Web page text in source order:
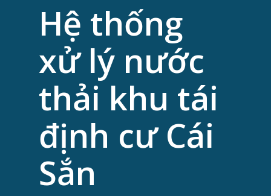
Hệ thống
xử lý nước
thải khu tái
định cư Cái
Sắn